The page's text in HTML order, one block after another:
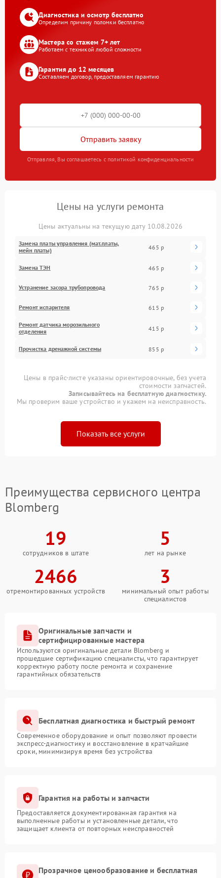
Диагностика и осмотр бесплатно
Определим причину поломки бесплатно
Мастера со стажем 7+ лет
Работаем с техникой любой сложности
Гарантия до 12 месяцев
Составляем договор, предоставляем гарантию
Отправить заявку
Отправляя, Вы соглашаетесь с политикой конфиденциальности
Цены на услуги ремонта
Цены актуальны на текущую дату 10.08.2026
Замена платы управления (мат.платы,
мейн платы)
465 р
Замена ТЭН 465 р
Устранение засора трубопровода 765 р
Ремонт испарителя 615 р
Ремонт датчика морозильного
отделения
415 р
Прочистка дренажной системы 855 р
Цены в прайс-листе указаны ориентировочные, без учета
стоимости запчастей.
Записывайтесь на бесплатную диагностику.
Мы проверим ваше устройство и укажем на неисправность.
Показать все услуги
Преимущества сервисного центра
Blomberg
19
сотрудников в штате
5
лет на рынке
2466
отремонтированных устройств
3
минимальный опыт работы
специалистов
Оригинальные запчасти и
сертифицированные мастера
Используются оригинальные детали Blomberg и
прошедшие сертификацию специалисты, что гарантирует
корректную работу после ремонта и сохранение
гарантийных обязательств
Бесплатная диагностика и быстрый ремонт
Современное оборудование и опыт позволяют провести
экспресс-диагностику и восстановление в кратчайшие
сроки, минимизируя время без устройства
Гарантия на работы и запчасти
Предоставляется документированная гарантия на
выполненные работы и установленные детали, что
защищает клиента от повторных неисправностей
Прозрачное ценообразование и бесплатная